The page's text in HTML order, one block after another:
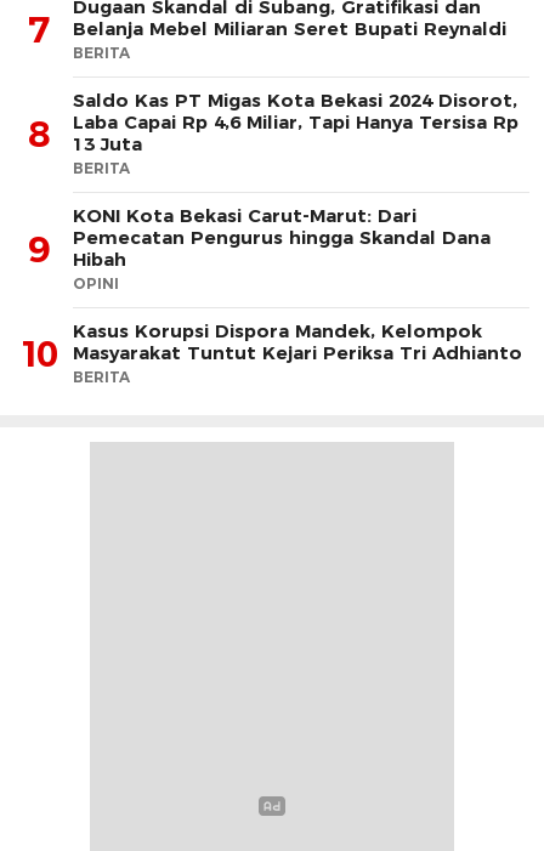
7
Dugaan Skandal di Subang, Gratifikasi dan
Belanja Mebel Miliaran Seret Bupati Reynaldi
BERITA
8
Saldo Kas PT Migas Kota Bekasi 2024 Disorot,
Laba Capai Rp 4,6 Miliar, Tapi Hanya Tersisa Rp
13 Juta
BERITA
9
KONI Kota Bekasi Carut-Marut: Dari
Pemecatan Pengurus hingga Skandal Dana
Hibah
OPINI
10
Kasus Korupsi Dispora Mandek, Kelompok
Masyarakat Tuntut Kejari Periksa Tri Adhianto
BERITA